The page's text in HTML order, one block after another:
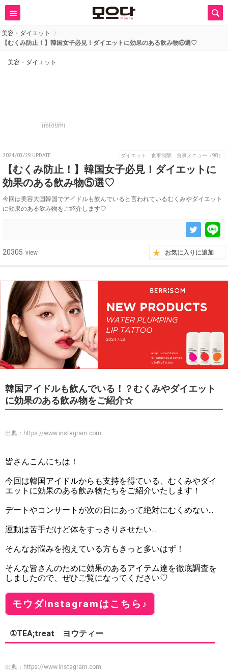
美容・ダイエット
【むくみ防止！】韓国女子必見！ダイエットに効果のある飲み物⑤選♡
美容・ダイエット
natsumi
2024/03/29 UPDATE ダイエット 食事制限 食事メニュー（98）
【むくみ防止！】韓国女子必見！ダイエットに
効果のある飲み物⑤選♡
今回は美容大国韓国でアイドルも飲んでいると言われているむくみやダイエット
に効果のある飲み物をご紹介します♡
20305 view お気に入りに追加
韓国アイドルも飲んでいる！？むくみやダイエット
に効果のある飲み物をご紹介☆
出典： https://www.instagram.com
皆さんこんにちは！
今回は韓国アイドルからも支持を得ている、むくみやダイ
エットに効果のある飲み物たちをご紹介いたします！
デートやコンサートが次の日にあって絶対にむくめない...
運動は苦手だけど体をすっきりさせたい...
そんなお悩みを抱えている方もきっと多いはず！
そんな皆さんのために効果のあるアイテム達を徹底調査を
しましたので、ぜひご覧になってください♡
モウダInstagramはこちら♪
①TEA;treat ヨウティー
出典： https://www.instagram.com